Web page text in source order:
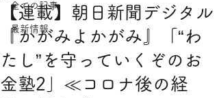
全ての記事
最新情報
【連載】朝日新聞デジタル
『かがみよかがみ』「“わ
たし”を守っていくぞのお
金塾2」≪コロナ後の経